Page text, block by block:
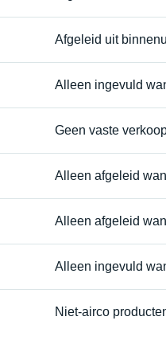
Afgeleid uit
Alleen ingevuld
Geen vaste
Alleen afgeleid
Alleen afgeleid
Alleen ingevuld
Niet-airco